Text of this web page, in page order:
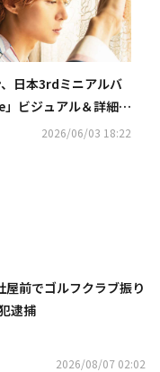
日本3rdミニアルバ
ビジュアル＆詳細が
2026/06/03 18:22
屋前でゴルフクラブ振り
逮捕
2026/08/07 02:02